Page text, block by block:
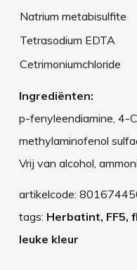
Natrium metabisulfite
Tetrasodium EDTA
Cetrimoniumchloride
Ingrediënten:
p-fenyleendiamine, 4-
methylaminofenol
Vrij van alcohol,
artikelcode:
tags: Herbatint, FF5,
leuke kleur